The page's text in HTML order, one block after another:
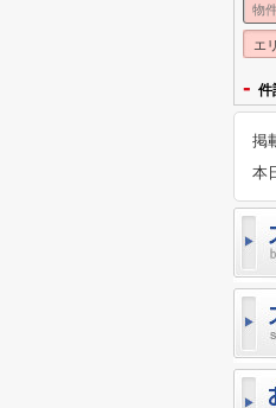
エ
- 件
掲
本